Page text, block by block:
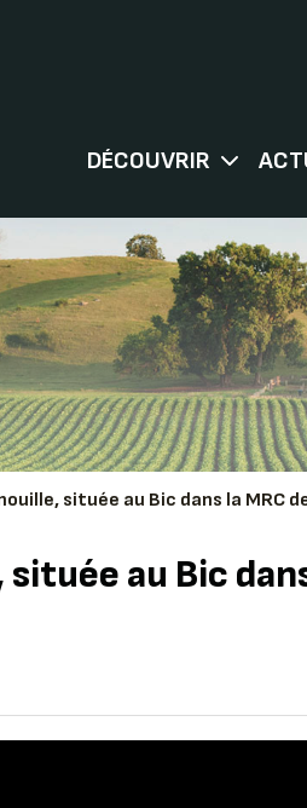
DÉCOUVRIR
située au Bic dans la
située au Bic